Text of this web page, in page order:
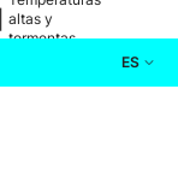
altas y
tormentas
ES